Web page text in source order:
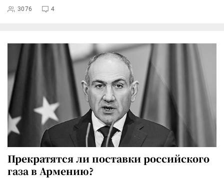
3076 4
Прекратятся ли поставки российского
газа в Армению?